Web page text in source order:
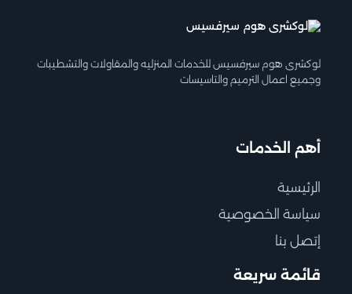
لوكشرى هوم سيرفسيس للخدمات المنزليه والمقاولات والتشطيبات
وجميع اعمال الترميم والتاسيسات
أهم الخدمات
الرئيسية
سياسة الخصوصية
إتصل بنا
قائمة سريعة